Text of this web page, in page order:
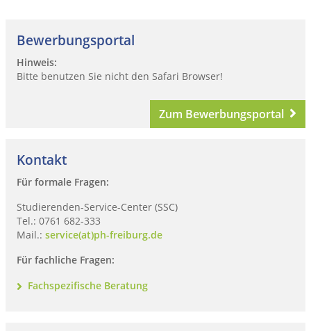
Bewerbungsportal
Hinweis:
Bitte benutzen Sie nicht den Safari Browser!
Zum Bewerbungsportal
Kontakt
Für formale Fragen:
Studierenden-Service-Center (SSC)
Tel.: 0761 682-333
Mail.: service(at)ph-freiburg.de
Für fachliche Fragen:
Fachspezifische Beratung